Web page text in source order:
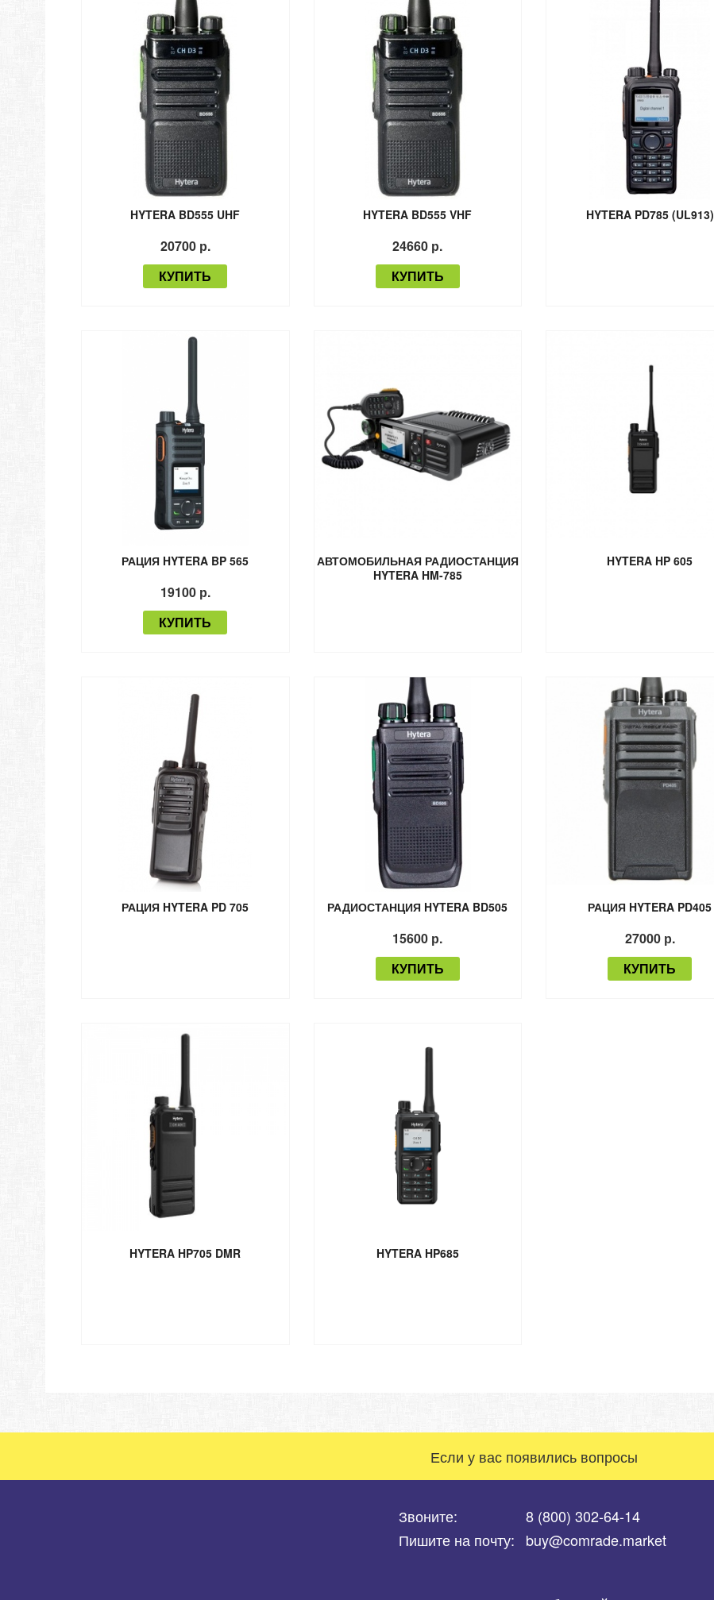
HYTERA BD555 UHF
20700 р.
КУПИТЬ
HYTERA BD555 VHF
24660 р.
КУПИТЬ
HYTERA PD785 (UL913)
РАЦИЯ HYTERA BP 565
19100 р.
КУПИТЬ
АВТОМОБИЛЬНАЯ РАДИОСТАНЦИЯ
HYTERA HM-785
HYTERA HP 605
РАЦИЯ HYTERA PD 705 РАДИОСТАНЦИЯ HYTERA BD505
15600 р.
КУПИТЬ
РАЦИЯ HYTERA PD405
27000 р.
КУПИТЬ
HYTERA HP705 DMR HYTERA HP685
Если у вас появились вопросы
Звоните:
8 (800) 302-64-14
Пишите на почту:
buy@comrade.market